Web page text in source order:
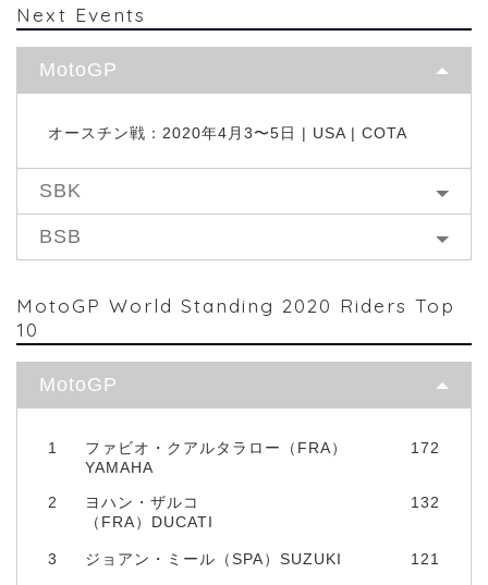
Next Events
MotoGP
オースチン戦：2020年4月3〜5日 | USA | COTA
SBK
BSB
MotoGP World Standing 2020 Riders Top
10
MotoGP
1
ファビオ・クアルタラロー（FRA）
YAMAHA
172
2
ヨハン・ザルコ
（FRA）DUCATI
132
3 ジョアン・ミール（SPA）SUZUKI 121